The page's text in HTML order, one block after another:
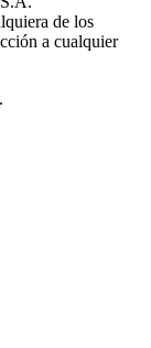
de los
a cualquier